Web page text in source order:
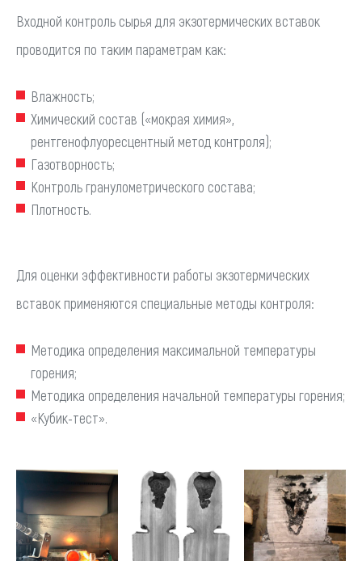
Входной контроль сырья для экзотермических вставок
проводится по таким параметрам как:
Влажность;
Химический состав («мокрая химия»,
рентгенофлуоресцентный метод контроля);
Газотворность;
Контроль гранулометрического состава;
Плотность.
Для оценки эффективности работы экзотермических
вставок применяются специальные методы контроля:
Методика определения максимальной температуры
горения;
Методика определения начальной температуры горения;
«Кубик-тест».